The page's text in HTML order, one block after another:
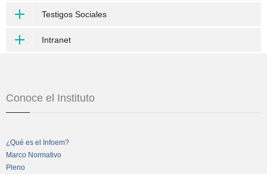
Testigos Sociales
Intranet
Conoce el Instituto
¿Qué es el Infoem?
Marco Normativo
Pleno